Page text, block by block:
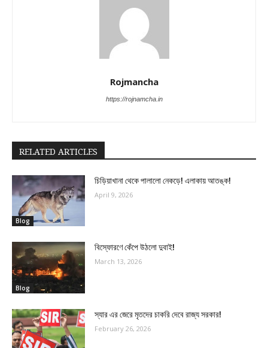
Rojmancha
https://rojnamcha.in
RELATED ARTICLES
Blog
চিড়িয়াখানা থেকে পালালো নেকড়ে! এলাকায় আতঙ্ক!
April 9, 2026
Blog
বিস্ফোরণে কেঁপে উঠলো দুবাই!
March 13, 2026
স্যার এর জেরে মৃতদের চাকরি দেবে রাজ্য সরকার!
February 26, 2026